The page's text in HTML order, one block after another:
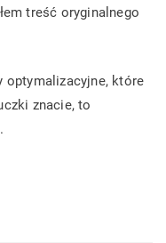
treść oryginalnego
optymalizacyjne, które
znacie, to